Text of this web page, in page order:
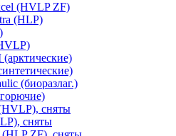
(HVLP ZF)
(HLP)
(биоразлаг.)
сняты
сняты